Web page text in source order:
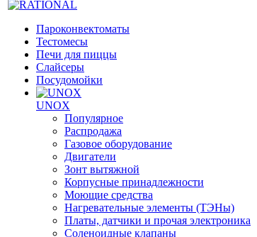
Пароконвектоматы
Тестомесы
Печи для пиццы
Слайсеры
Посудомойки
UNOX
Популярное
Распродажа
Газовое оборудование
Двигатели
Зонт вытяжной
Корпусные принадлежности
Моющие средства
Нагревательные элементы (ТЭНы)
Платы, датчики и прочая электроника
Соленоидные клапаны